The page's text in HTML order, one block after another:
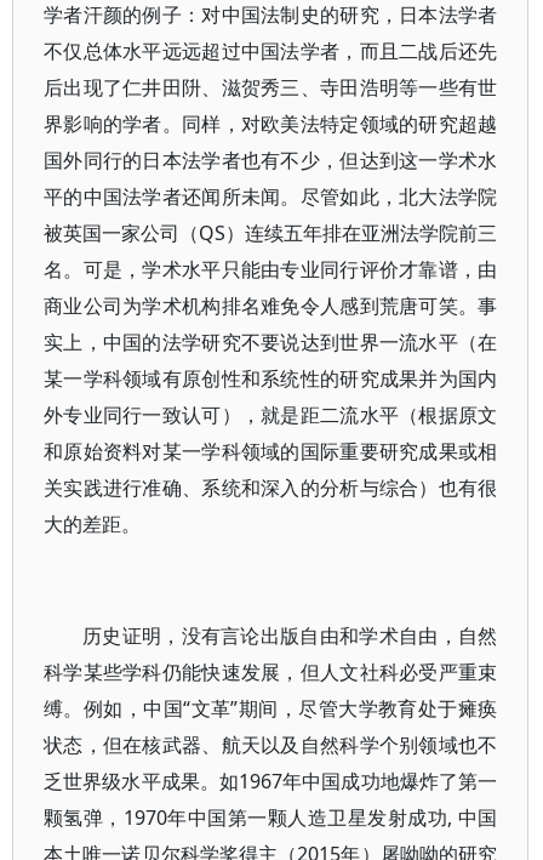
学者汗颜的例子：对中国法制史的研究，日本法学者
不仅总体水平远远超过中国法学者，而且二战后还先
后出现了仁井田阩、滋贺秀三、寺田浩明等一些有世
界影响的学者。同样，对欧美法特定领域的研究超越
国外同行的日本法学者也有不少，但达到这一学术水
平的中国法学者还闻所未闻。尽管如此，北大法学院
被英国一家公司（QS）连续五年排在亚洲法学院前三
名。可是，学术水平只能由专业同行评价才靠谱，由
商业公司为学术机构排名难免令人感到荒唐可笑。事
实上，中国的法学研究不要说达到世界一流水平（在
某一学科领域有原创性和系统性的研究成果并为国内
外专业同行一致认可），就是距二流水平（根据原文
和原始资料对某一学科领域的国际重要研究成果或相
关实践进行准确、系统和深入的分析与综合）也有很
大的差距。
历史证明，没有言论出版自由和学术自由，自然
科学某些学科仍能快速发展，但人文社科必受严重束
缚。例如，中国“文革”期间，尽管大学教育处于瘫痪
状态，但在核武器、航天以及自然科学个别领域也不
乏世界级水平成果。如1967年中国成功地爆炸了第一
颗氢弹，1970年中国第一颗人造卫星发射成功, 中国
本土唯一诺贝尔科学奖得主（2015年）屠呦呦的研究